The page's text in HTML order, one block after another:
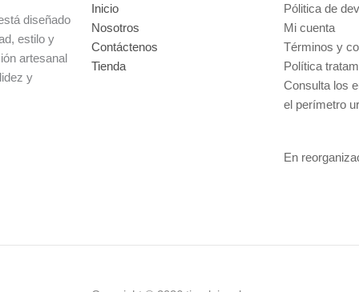
diseñado
estilo y
artesanal
y
Inicio
Nosotros
Contáctenos
Tienda
Pólitica de
Mi cuenta
Términos y
Política
Consulta los
el perímetro
En